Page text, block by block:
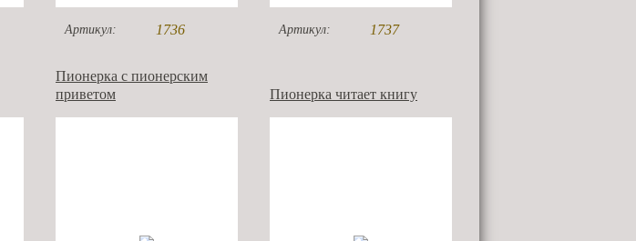
Артикул: 1736 Артикул: 1737
Пионерка с пионерским
приветом
Пионерка читает книгу